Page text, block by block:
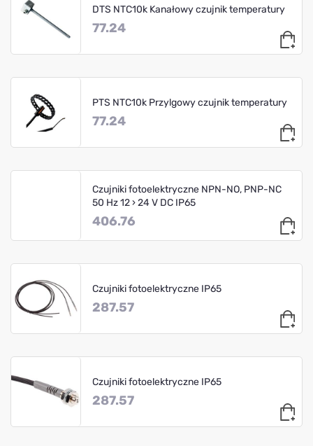
DTS NTC10k Kanałowy czujnik temperatury
77.24
PTS NTC10k Przylgowy czujnik temperatury
77.24
Czujniki fotoelektryczne NPN-NO, PNP-NC
50 Hz 12 › 24 V DC IP65
406.76
Czujniki fotoelektryczne IP65
287.57
Czujniki fotoelektryczne IP65
287.57